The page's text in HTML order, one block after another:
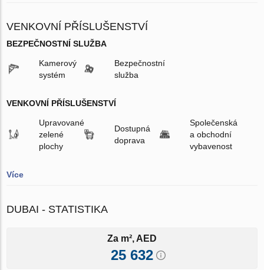
VENKOVNÍ PŘÍSLUŠENSTVÍ
BEZPEČNOSTNÍ SLUŽBA
Kamerový
systém
Bezpečnostní
služba
VENKOVNÍ PŘÍSLUŠENSTVÍ
Upravované
zelené
plochy
Dostupná
doprava
Společenská
a obchodní
vybavenost
Více
DUBAI - STATISTIKA
Za m², AED
25 632